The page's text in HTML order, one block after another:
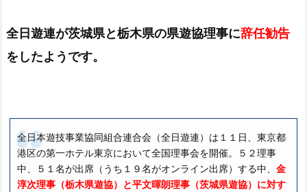
全日遊連が茨城県と栃木県の県遊協理事に辞任勧告
をしたようです。
全日本遊技事業協同組合連合会（全日遊連）は１１日、東京都
港区の第一ホテル東京において全国理事会を開催。５２理事
中、５１名が出席（うち１９名がオンライン出席）する中、 金
淳次理事（栃木県遊協）と平文暉朗理事（茨城県遊協）に対す